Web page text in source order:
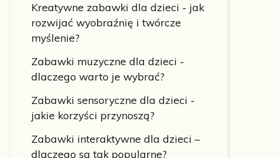
Kreatywne zabawki dla dzieci - jak
rozwijać wyobraźnię i twórcze
myślenie?
Zabawki muzyczne dla dzieci -
dlaczego warto je wybrać?
Zabawki sensoryczne dla dzieci -
jakie korzyści przynoszą?
Zabawki interaktywne dla dzieci –
dlaczego są tak popularne?